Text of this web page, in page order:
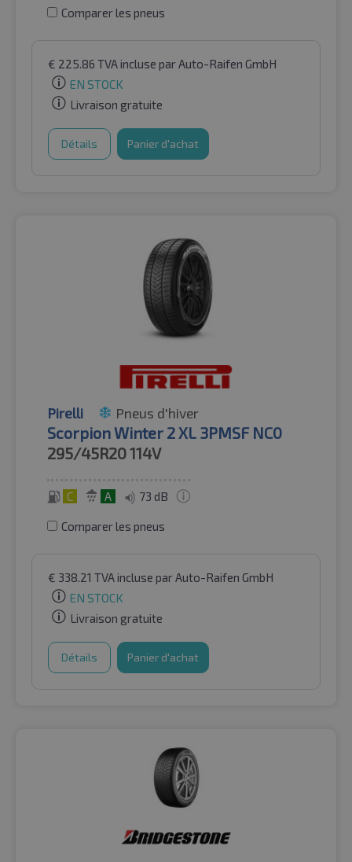
Comparer les pneus
€ 225.86 TVA incluse par Auto-Raifen GmbH
EN STOCK
Livraison gratuite
Détails Panier d'achat
Pirelli Pneus d'hiver
Scorpion Winter 2 XL 3PMSF NC0
295/45R20114V
C A 73 dB
Comparer les pneus
€ 338.21 TVA incluse par Auto-Raifen GmbH
EN STOCK
Livraison gratuite
Détails Panier d'achat